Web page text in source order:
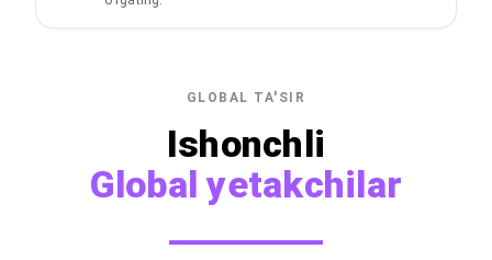
GLOBAL TA'SIR
Ishonchli
Global yetakchilar